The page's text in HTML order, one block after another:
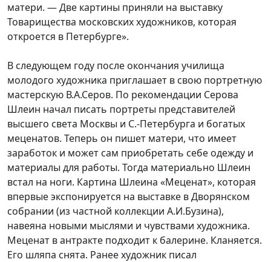
матери. — Две картины приняли на выставку
Товарищества московских художников, которая
откроется в Петербурге».
В следующем году после окончания училища
молодого художника приглашает в свою портретную
мастерскую В.А.Серов. По рекомендации Серова
Шлеин начал писать портреты представителей
высшего света Москвы и С.-Петербурга и богатых
меценатов. Теперь он пишет матери, что имеет
заработок и может сам приобретать себе одежду и
материалы для работы. Тогда материально Шлеин
встал на ноги. Картина Шлеина «Меценат», которая
впервые экспонируется на выставке в Дворянском
собрании (из частной коллекции А.И.Бузина),
навеяна новыми мыслями и чувствами художника.
Меценат в антракте подходит к балерине. Кланяется.
Его шляпа снята. Ранее художник писал